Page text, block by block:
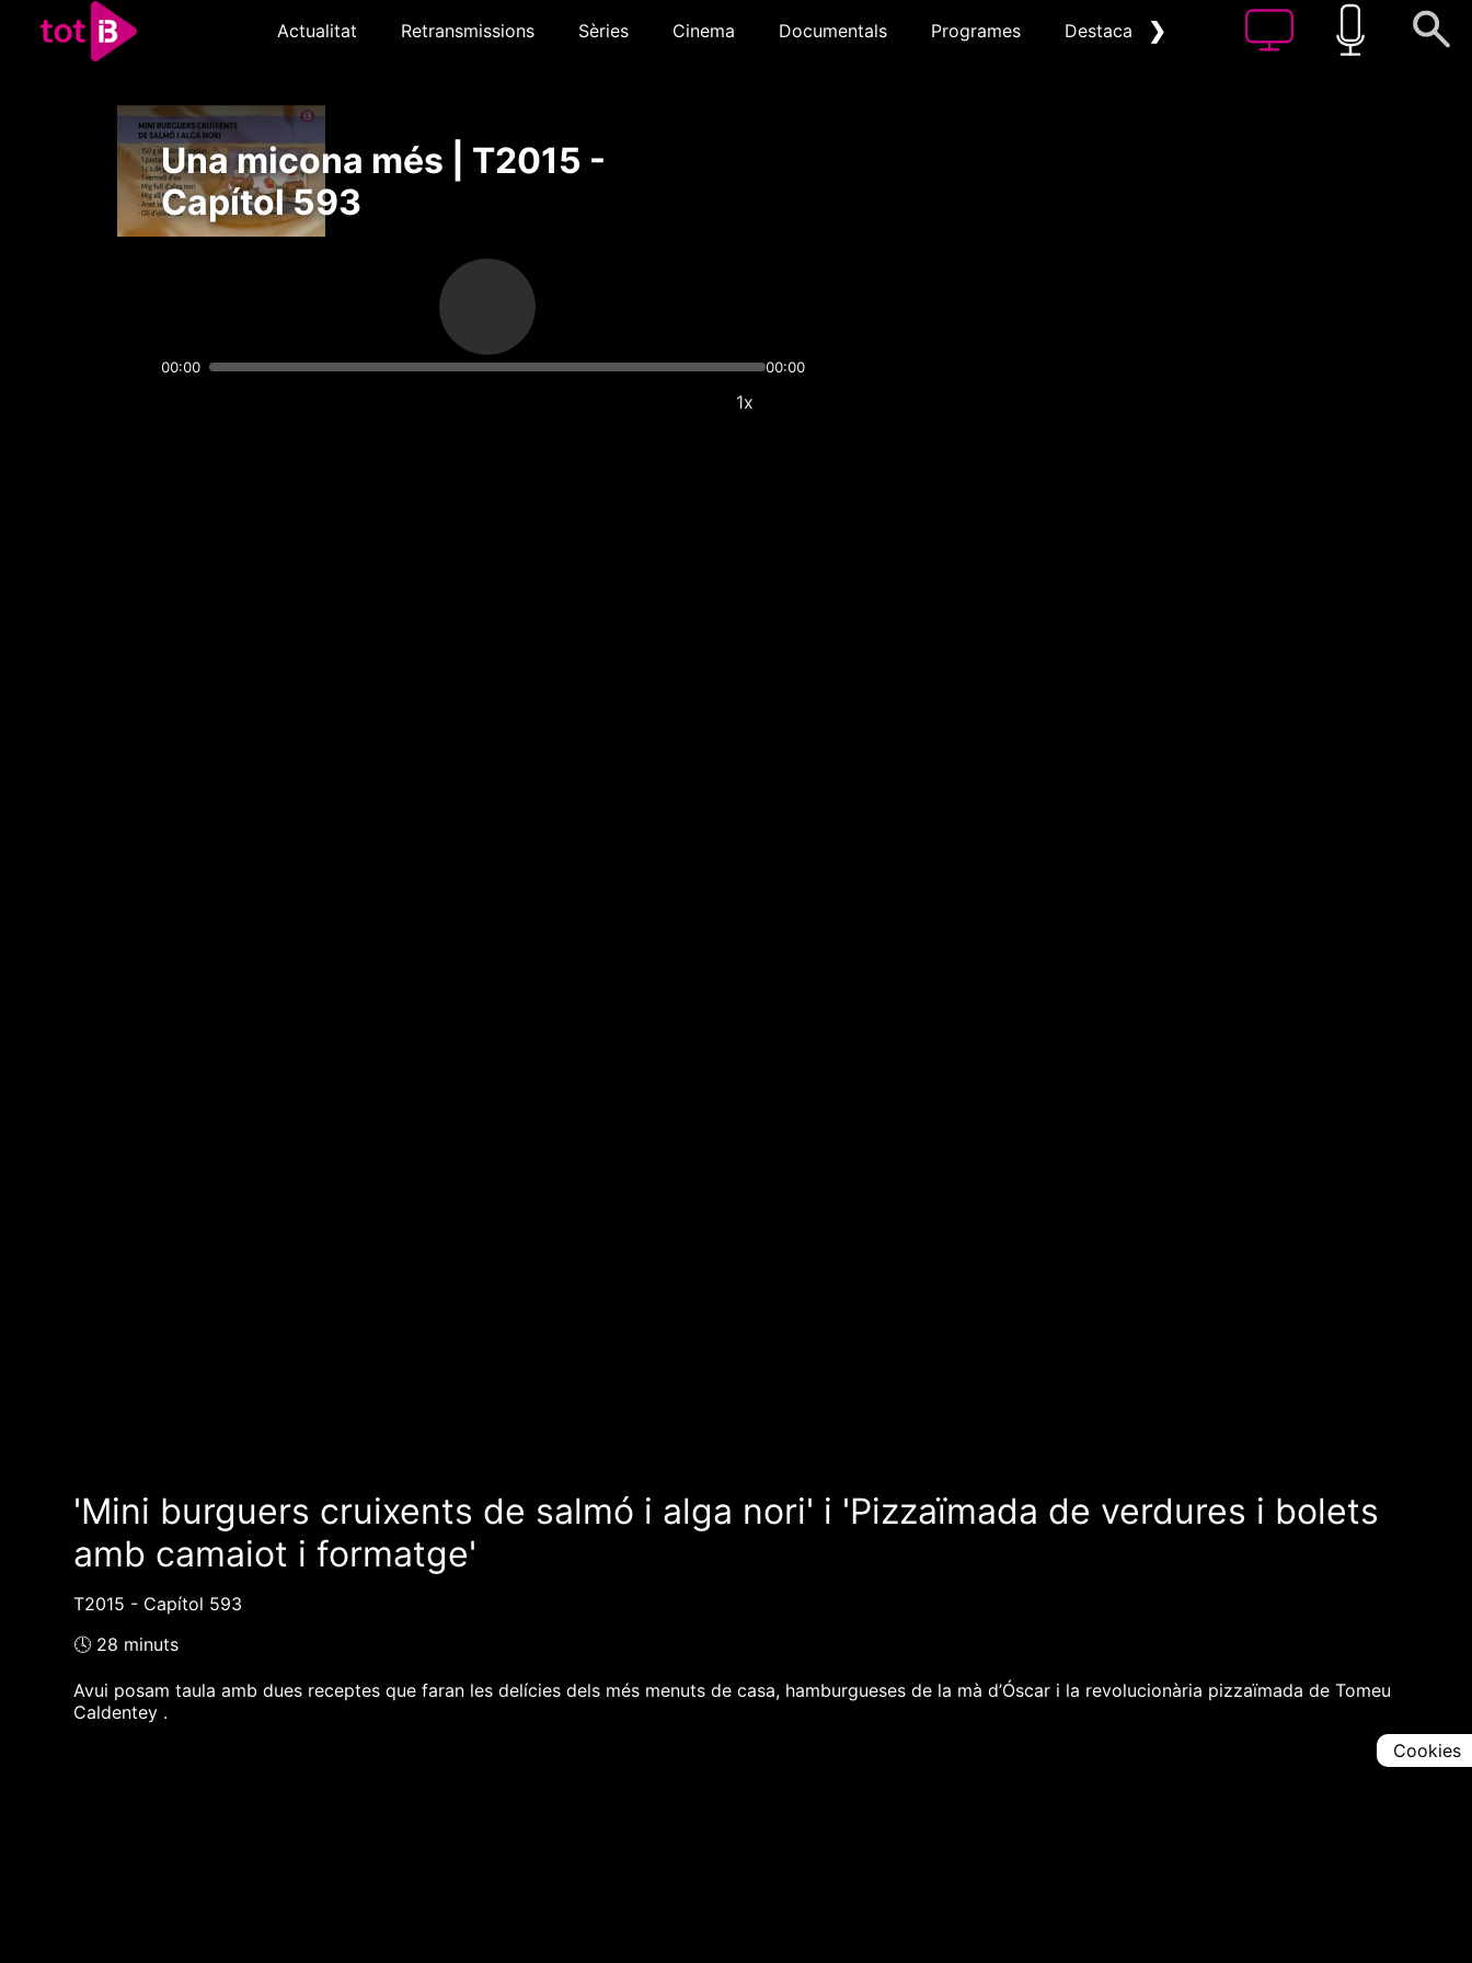
Actualitat Retransmissions Sèries Cinema Documentals Programes Destacat ❯
Una micona més | T2015 -
Capítol 593
00:00 00:00
1x
'Mini burguers cruixents de salmó i alga nori' i 'Pizzaïmada de verdures i bolets
amb camaiot i formatge'
T2015 - Capítol 593
🕓 28 minuts
Avui posam taula amb dues receptes que faran les delícies dels més menuts de casa, hamburgueses de la mà d’Óscar i la revolucionària pizzaïmada de Tomeu
Caldentey .
Cookies